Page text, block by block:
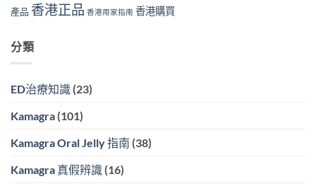
產品 香港正品 香港用家指南 香港購買
分類
ED治療知識 (23)
Kamagra (101)
Kamagra Oral Jelly 指南 (38)
Kamagra 真假辨識 (16)